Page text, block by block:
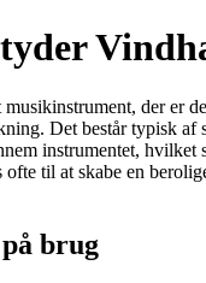
der er
Det består typisk af
instrumentet, hvilket
ofte til at skabe en
brug